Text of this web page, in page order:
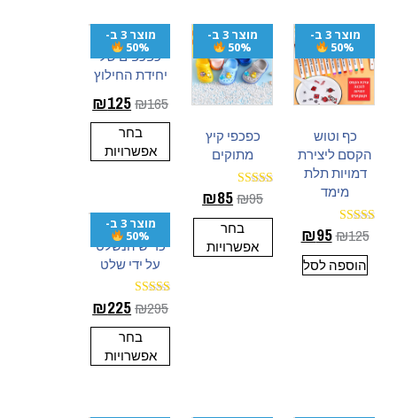
מוצר 3 ב-
50%
כף וטוש
הקסם ליצירת
דמויות תלת
מימד
דורג
5.00
מתוך 5
₪125
₪95
הוספה לסל
מוצר 3 ב-
50%
כפכפי קיץ
מתוקים
דורג
5.00
מתוך 5
₪95
₪85
בחר
אפשרויות
מוצר 3 ב-
50%
כפכפים של
יחידת החילוץ
₪165
₪125
בחר
אפשרויות
מוצר 3 ב-
50%
כריש הנשלט
על ידי שלט
דורג
4.92
מתוך 5
₪295
₪225
בחר
אפשרויות